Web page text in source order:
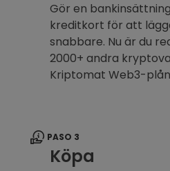
Gör en
kreditkort för att
snabbare. Nu är du
2000+ andra
Kriptomat Web3-
PASO 3
Köpa